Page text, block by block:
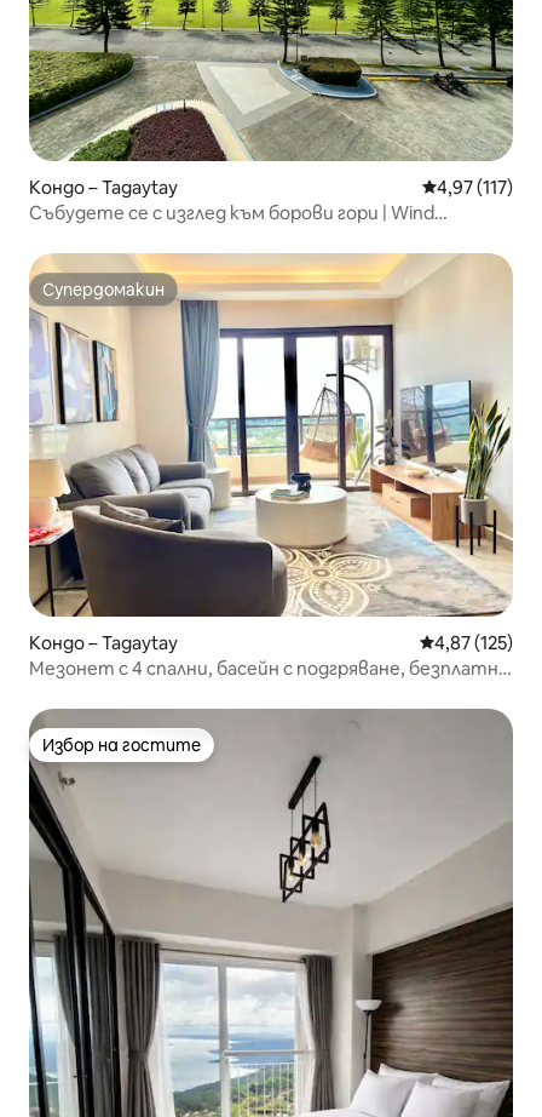
Кондо – Tagaytay Средна
4,97 (117)
Събудете се с изглед към борови гори | Wind
Супердомакин
Супердомакин
Кондо – Tagaytay Средна
4,87 (125)
Мезонет с 4 спални, басейн с подгряване, безплатно
Избор на гостите
Избор на гостите